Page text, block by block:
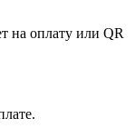
оплату или QR